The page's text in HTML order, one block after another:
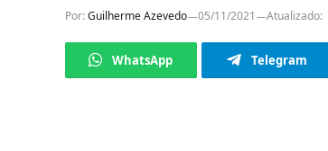
Por:Guilherme Azevedo 05/11/2021 Atualizado:
WhatsApp Telegram